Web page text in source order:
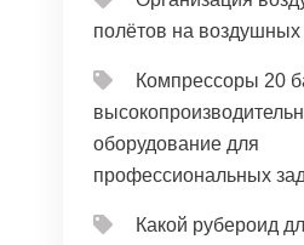
полётов на
Компрессоры 20
оборудование для
профессиональных
Какой рубероид